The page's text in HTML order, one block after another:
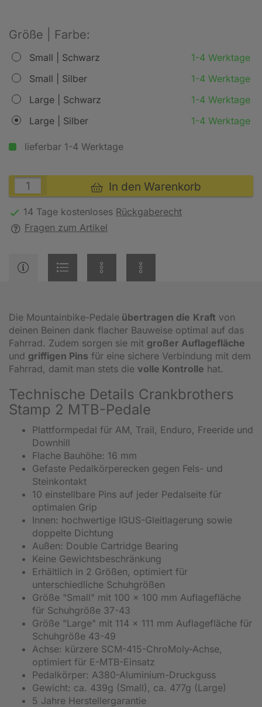
Größe | Farbe:
Small | Schwarz
1-4 Werktage
Small | Silber
1-4 Werktage
Large | Schwarz
1-4 Werktage
Large | Silber
1-4 Werktage
lieferbar 1-4 Werktage
In den Warenkorb
14 Tage kostenloses Rückgaberecht
Fragen zum Artikel
Die Mountainbike-Pedale übertragen die Kraft von
deinen Beinen dank flacher Bauweise optimal auf das
Fahrrad. Zudem sorgen sie mit großer Auflagefläche
und griffigen Pins für eine sichere Verbindung mit dem
Fahrrad, damit man stets die volle Kontrolle hat.
Technische Details Crankbrothers
Stamp 2 MTB-Pedale
Plattformpedal für AM, Trail, Enduro, Freeride und
Downhill
Flache Bauhöhe: 16 mm
Gefaste Pedalkörperecken gegen Fels- und
Steinkontakt
10 einstellbare Pins auf jeder Pedalseite für
optimalen Grip
Innen: hochwertige IGUS-Gleitlagerung sowie
doppelte Dichtung
Außen: Double Cartridge Bearing
Keine Gewichtsbeschränkung
Erhältlich in 2 Größen, optimiert für
unterschiedliche Schuhgrößen
Größe "Small" mit 100 x 100 mm Auflagefläche
für Schuhgröße 37-43
Größe "Large" mit 114 x 111 mm Auflagefläche für
Schuhgröße 43-49
Achse: kürzere SCM-415-ChroMoly-Achse,
optimiert für E-MTB-Einsatz
Pedalkörper: A380-Aluminium-Druckguss
Gewicht: ca. 439g (Small), ca. 477g (Large)
5 Jahre Herstellergarantie